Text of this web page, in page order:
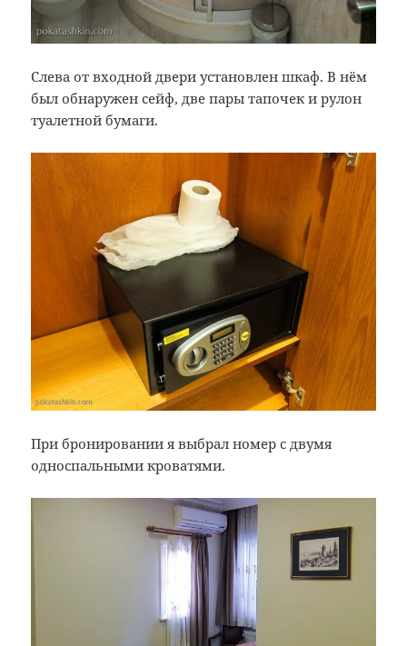
Слева от входной двери установлен шкаф. В нём
был обнаружен сейф, две пары тапочек и рулон
туалетной бумаги.
При бронировании я выбрал номер с двумя
односпальными кроватями.